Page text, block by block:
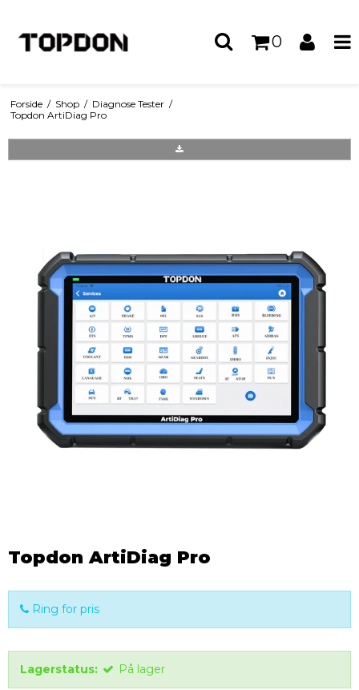
0
Forside / Shop / Diagnose Tester /
Topdon ArtiDiag Pro
Topdon ArtiDiag Pro
Ring for pris
Lagerstatus: På lager